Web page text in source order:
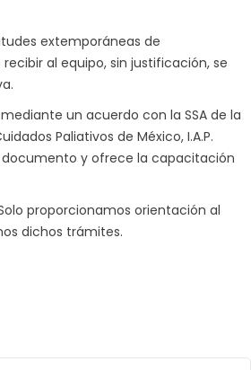
extemporáneas de
al equipo, sin justificación, se
un acuerdo con la SSA de la
Paliativos de México, I.A.P.
y ofrece la capacitación
proporcionamos orientación al
dichos trámites.